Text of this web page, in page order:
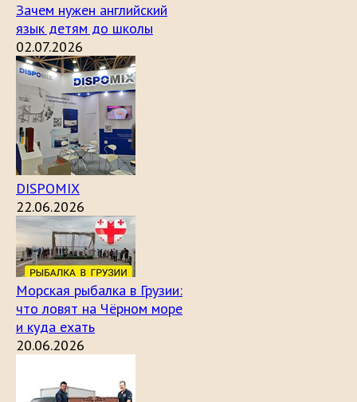
Зачем нужен английский
язык детям до школы
02.07.2026
DISPOMIX
22.06.2026
Морская рыбалка в Грузии:
что ловят на Чёрном море
и куда ехать
20.06.2026